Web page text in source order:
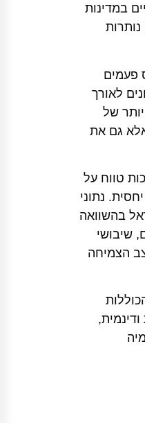
במדינות
פעמים
לאורך
יותר של
גם את
טווח על
נתוני
בהשוואה
שיבושי
הצמיחה